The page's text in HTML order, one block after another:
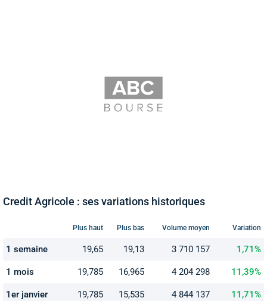
Credit Agricole : ses variations historiques
Plus haut Plus bas Volume moyen Variation
1 semaine 19,65 19,13 3 710 157 1,71%
1 mois 19,785 16,965 4 204 298 11,39%
1er janvier 19,785 15,535 4 844 137 11,71%